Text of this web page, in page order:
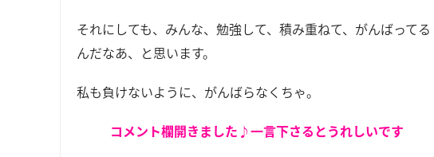
それにしても、みんな、勉強して、積み重ねて、がんばってる
んだなあ、と思います。
私も負けないように、がんばらなくちゃ。
コメント欄開きました♪一言下さるとうれしいです